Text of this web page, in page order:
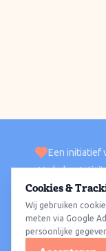
Een initiatief
Verhalen
Alle wijkenAlmere
Almere Hout
Cookies &
Wij gebruiken
meten via Google
persoonlijke